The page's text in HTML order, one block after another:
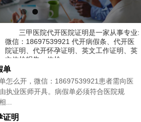
三甲医院代开医院证明是一家从事专业:
微信：18697539921 代开病假条、代开医
院证明、代开怀孕证明、英文工作证明、英
文体检报告、体检...
单
怎么开，微信：18697539921患者需向医
执业医师开具。病假单必须符合医院规
...
证明